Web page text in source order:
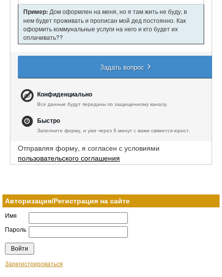
Пример: Дом оформлен на меня, но я там жить не буду, в
нем будет проживать и прописан мой дед постоянно. Как
оформить коммунальные услуги на него и кто будет их
оплачивать??
Задать вопрос
Конфиденциально
Все данные будут переданы по защищенному каналу.
Быстро
Заполните форму, и уже через 5 минут с вами свяжется юрист.
Отправляя форму, я согласен с условиями
пользовательского соглашения
Авторизация/Регистрация на сайте
Имя
Пароль
Зарегистрироваться